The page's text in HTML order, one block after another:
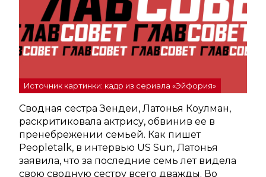
Источник картинки: кадр из сериала «Эйфория»
Сводная сестра Зендеи, Латонья Коулман,
раскритиковала актрису, обвинив ее в
пренебрежении семьей. Как пишет
Peopletalk, в интервью US Sun, Латонья
заявила, что за последние семь лет видела
свою сводную сестру всего дважды. Во